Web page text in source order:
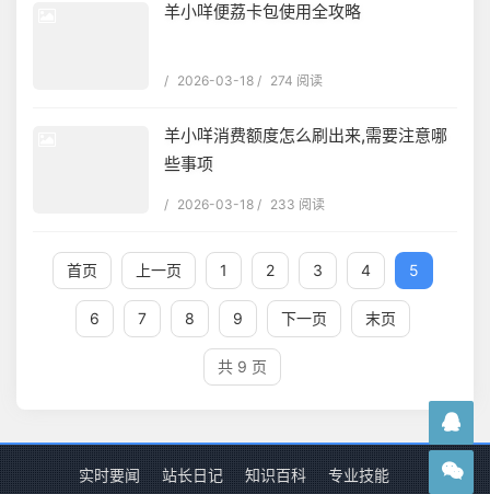
羊小咩便荔卡包使用全攻略
/ 2026-03-18 / 274 阅读
羊小咩消费额度怎么刷出来,需要注意哪
些事项
/ 2026-03-18 / 233 阅读
首页 上一页 1 2 3 4 5
6 7 8 9 下一页 末页
共 9 页
实时要闻 站长日记 知识百科 专业技能